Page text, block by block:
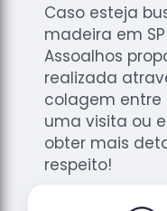
Caso esteja
madeira em
Assoalhos
realizada
colagem entre
uma visita ou
obter mais
respeito!